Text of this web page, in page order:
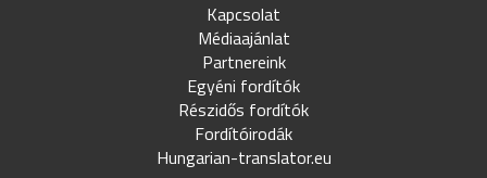
Kapcsolat
Médiaajánlat
Partnereink
Egyéni fordítók
Részidős fordítók
Fordítóirodák
Hungarian-translator.eu